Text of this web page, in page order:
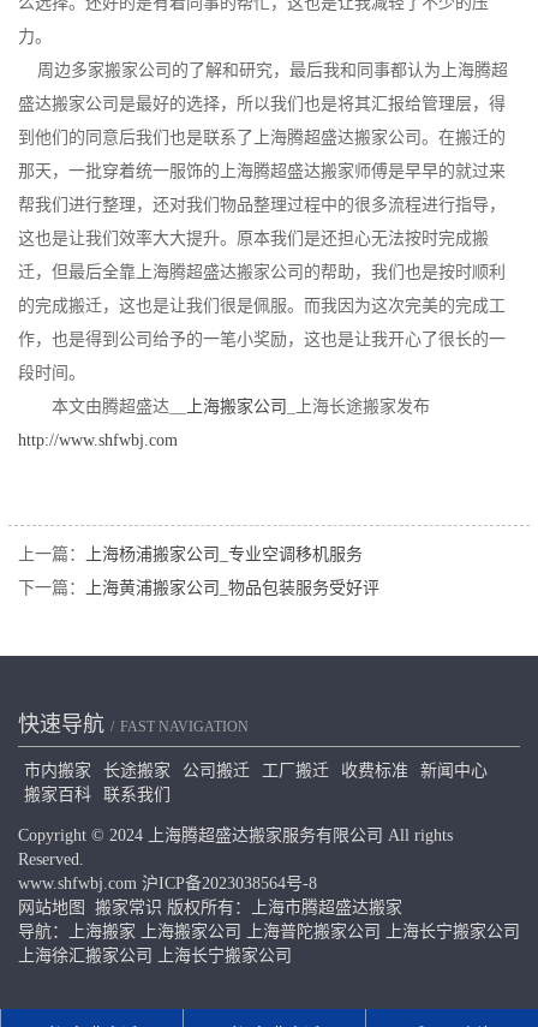
力。
周边多家搬家公司的了解和研究，最后我和同事都认为上海腾超
盛达搬家公司是最好的选择，所以我们也是将其汇报给管理层，得
到他们的同意后我们也是联系了上海腾超盛达搬家公司。在搬迁的
那天，一批穿着统一服饰的上海腾超盛达搬家师傅是早早的就过来
帮我们进行整理，还对我们物品整理过程中的很多流程进行指导，
这也是让我们效率大大提升。原本我们是还担心无法按时完成搬
迁，但最后全靠上海腾超盛达搬家公司的帮助，我们也是按时顺利
的完成搬迁，这也是让我们很是佩服。而我因为这次完美的完成工
作，也是得到公司给予的一笔小奖励，这也是让我开心了很长的一
段时间。
本文由腾超盛达__
上海搬家公司
_上海长途搬家发布
http://www.shfwbj.com
上一篇：
上海杨浦搬家公司_专业空调移机服务
下一篇：
上海黄浦搬家公司_物品包装服务受好评
快速导航 FAST NAVIGATION
市内搬家 长途搬家 公司搬迁 工厂搬迁 收费标准
新闻中心
搬家百科
联系我们
Copyright © 2024 上海腾超盛达搬家服务有限公司 All rights
Reserved.
www.shfwbj.com 沪ICP备2023038564号-8
网站地图
搬家常识 版权所有：上海市腾超盛达搬家
导航：
上海搬家 上海搬家公司 上海普陀搬家公司
上海长宁搬家公司
上海徐汇搬家公司
上海长宁搬家公司